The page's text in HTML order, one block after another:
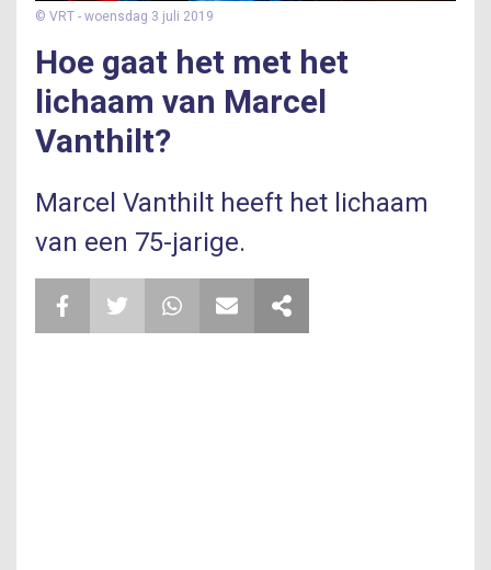
© VRT - woensdag 3 juli 2019
Hoe gaat het met het
lichaam van Marcel
Vanthilt?
Marcel Vanthilt heeft het lichaam
van een 75-jarige.